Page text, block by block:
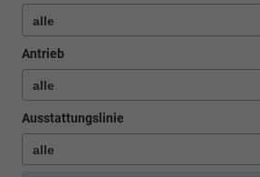
Antrieb
Ausstattungslinie